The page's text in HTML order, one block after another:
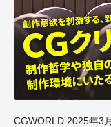
CGWORLD 2025年3